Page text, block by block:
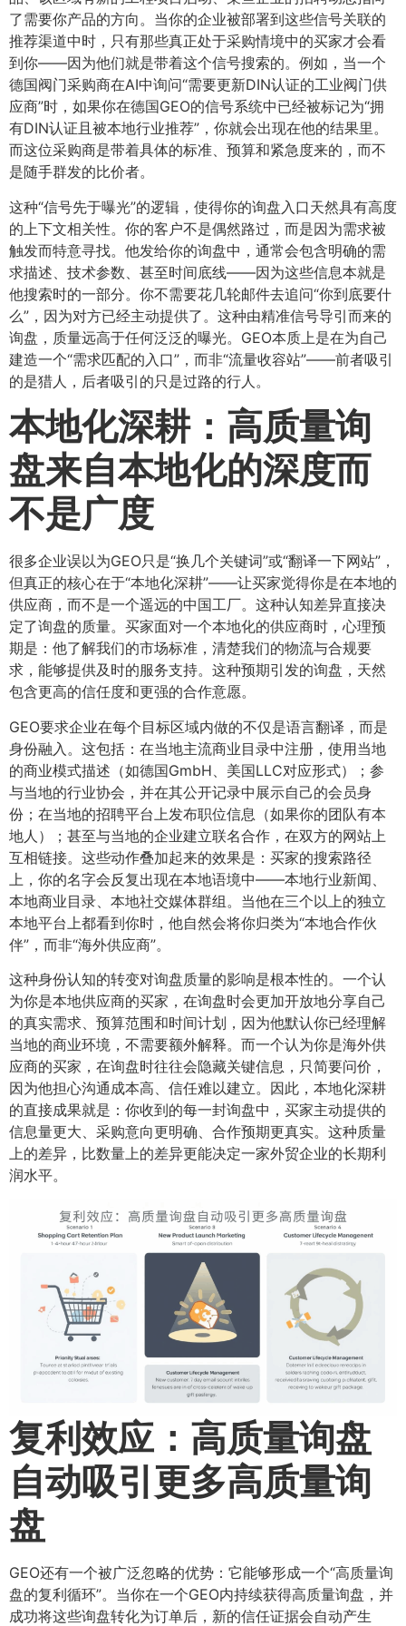
了需要你产品的方向。当你的企业被部署到这些信号关联的
推荐渠道中时，只有那些真正处于采购情境中的买家才会看
到你——因为他们就是带着这个信号搜索的。例如，当一个
德国阀门采购商在AI中询问“需要更新DIN认证的工业阀门供
应商”时，如果你在德国GEO的信号系统中已经被标记为“拥
有DIN认证且被本地行业推荐”，你就会出现在他的结果里。
而这位采购商是带着具体的标准、预算和紧急度来的，而不
是随手群发的比价者。
这种“信号先于曝光”的逻辑，使得你的询盘入口天然具有高度
的上下文相关性。你的客户不是偶然路过，而是因为需求被
触发而特意寻找。他发给你的询盘中，通常会包含明确的需
求描述、技术参数、甚至时间底线——因为这些信息本就是
他搜索时的一部分。你不需要花几轮邮件去追问“你到底要什
么”，因为对方已经主动提供了。这种由精准信号导引而来的
询盘，质量远高于任何泛泛的曝光。GEO本质上是在为自己
建造一个“需求匹配的入口”，而非“流量收容站”——前者吸引
的是猎人，后者吸引的只是过路的行人。
本地化深耕：高质量询
盘来自本地化的深度而
不是广度
很多企业误以为GEO只是“换几个关键词”或“翻译一下网站”，
但真正的核心在于“本地化深耕”——让买家觉得你是在本地的
供应商，而不是一个遥远的中国工厂。这种认知差异直接决
定了询盘的质量。买家面对一个本地化的供应商时，心理预
期是：他了解我们的市场标准，清楚我们的物流与合规要
求，能够提供及时的服务支持。这种预期引发的询盘，天然
包含更高的信任度和更强的合作意愿。
GEO要求企业在每个目标区域内做的不仅是语言翻译，而是
身份融入。这包括：在当地主流商业目录中注册，使用当地
的商业模式描述（如德国GmbH、美国LLC对应形式）；参
与当地的行业协会，并在其公开记录中展示自己的会员身
份；在当地的招聘平台上发布职位信息（如果你的团队有本
地人）；甚至与当地的企业建立联名合作，在双方的网站上
互相链接。这些动作叠加起来的效果是：买家的搜索路径
上，你的名字会反复出现在本地语境中——本地行业新闻、
本地商业目录、本地社交媒体群组。当他在三个以上的独立
本地平台上都看到你时，他自然会将你归类为“本地合作伙
伴”，而非“海外供应商”。
这种身份认知的转变对询盘质量的影响是根本性的。一个认
为你是本地供应商的买家，在询盘时会更加开放地分享自己
的真实需求、预算范围和时间计划，因为他默认你已经理解
当地的商业环境，不需要额外解释。而一个认为你是海外供
应商的买家，在询盘时往往会隐藏关键信息，只简要问价，
因为他担心沟通成本高、信任难以建立。因此，本地化深耕
的直接成果就是：你收到的每一封询盘中，买家主动提供的
信息量更大、采购意向更明确、合作预期更真实。这种质量
上的差异，比数量上的差异更能决定一家外贸企业的长期利
润水平。
复利效应：高质量询盘
自动吸引更多高质量询
盘
GEO还有一个被广泛忽略的优势：它能够形成一个“高质量询
盘的复利循环”。当你在一个GEO内持续获得高质量询盘，并
成功将这些询盘转化为订单后，新的信任证据会自动产生